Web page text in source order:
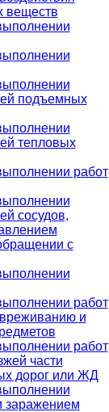
веществ
подъемных
тепловых
работ
сосудов,
с
работ
и
работ
части
дорог или ЖД
заражением